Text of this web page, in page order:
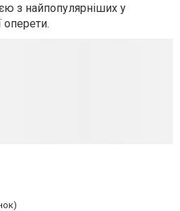
з найпопулярніших у
оперети.